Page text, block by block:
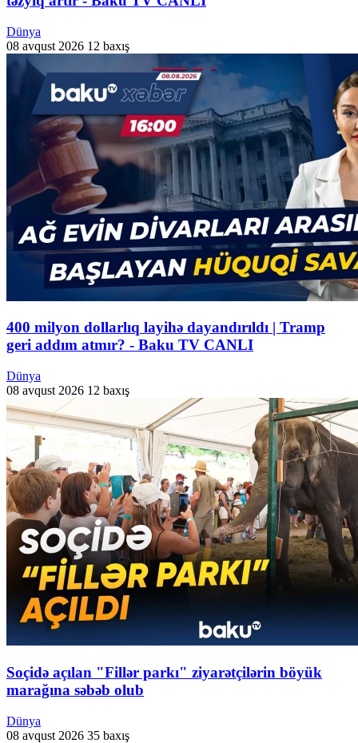
Dünya
08 avqust 2026 12 baxış
400 milyon dollarlıq layihə dayandırıldı | Tramp
geri addım atmır? - Baku TV CANLI
Dünya
08 avqust 2026 12 baxış
Soçidə açılan "Fillər parkı" ziyarətçilərin böyük
marağına səbəb olub
Dünya
08 avqust 2026 35 baxış